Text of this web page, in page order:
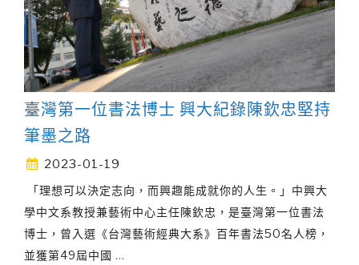
臺灣第一位書法博士 興大紀錄陳欽忠堅持
筆墨之路
2023-01-19
「理想可以決定志向，而興趣能成就你的人生。」中興大
學中文系教授兼藝術中心主任陳欽忠，是臺灣第一位書法
博士，曾入選《台灣藝術經典大系》百年書法50名人榜，
並獲第49屆中國 …